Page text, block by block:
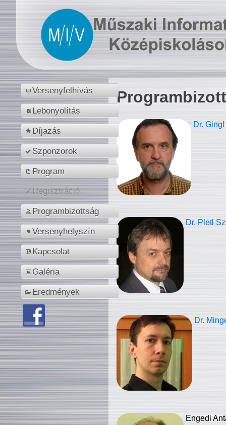
Versenyfelhívás
Lebonyolítás
Díjazás
Szponzorok
Program
Regisztráció
Programbizottság
Versenyhelyszín
Kapcsolat
Galéria
Eredmények
Dr.
Dr. Pletl
Dr.
Engedi